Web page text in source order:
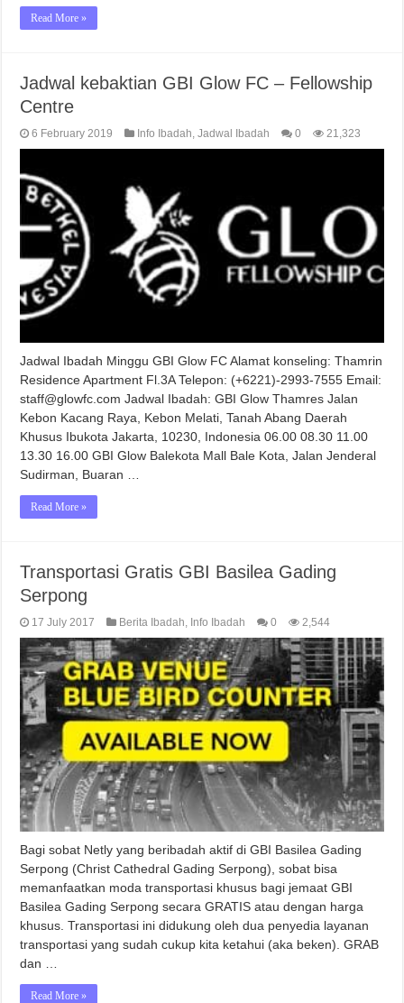
Read More »
Jadwal kebaktian GBI Glow FC – Fellowship
Centre
6 February 2019 Info Ibadah,Jadwal Ibadah 0 21,323
Jadwal Ibadah Minggu GBI Glow FC Alamat konseling: Thamrin
Residence Apartment Fl.3A Telepon: (+6221)-2993-7555 Email:
staff@glowfc.com Jadwal Ibadah: GBI Glow Thamres Jalan
Kebon Kacang Raya, Kebon Melati, Tanah Abang Daerah
Khusus Ibukota Jakarta, 10230, Indonesia 06.00 08.30 11.00
13.30 16.00 GBI Glow Balekota Mall Bale Kota, Jalan Jenderal
Sudirman, Buaran …
Read More »
Transportasi Gratis GBI Basilea Gading
Serpong
17 July 2017 Berita Ibadah, Info Ibadah 0 2,544
Bagi sobat Netly yang beribadah aktif di GBI Basilea Gading
Serpong (Christ Cathedral Gading Serpong), sobat bisa
memanfaatkan moda transportasi khusus bagi jemaat GBI
Basilea Gading Serpong secara GRATIS atau dengan harga
khusus. Transportasi ini didukung oleh dua penyedia layanan
transportasi yang sudah cukup kita ketahui (aka beken). GRAB
dan …
Read More »